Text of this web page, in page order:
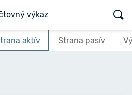
výkaz
aktív Strana pasív